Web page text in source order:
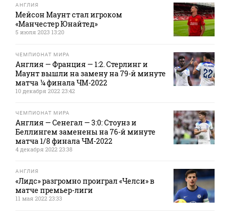
АНГЛИЯ
Мейсон Маунт стал игроком
«Манчестер Юнайтед»
5 июля 2023 13:20
ЧЕМПИОНАТ МИРА
Англия — Франция — 1:2. Стерлинг и
Маунт вышли на замену на 79-й минуте
матча ¼ финала ЧМ-2022
10 декабря 2022 23:42
ЧЕМПИОНАТ МИРА
Англия — Сенегал — 3:0: Стоунз и
Беллингем заменены на 76-й минуте
матча 1/8 финала ЧМ-2022
4 декабря 2022 23:38
АНГЛИЯ
«Лидс» разгромно проиграл «Челси» в
матче премьер-лиги
11 мая 2022 23:33